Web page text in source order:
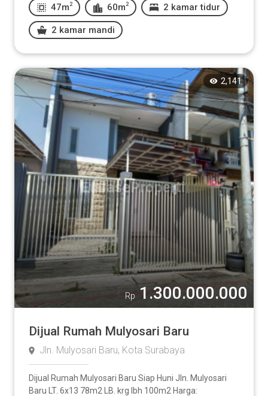
47m 2 60m 2 2 kamar tidur
2 kamar mandi
2,141
Rp 1.300.000.000
Dijual Rumah Mulyosari Baru
Jln. Mulyosari Baru, Kota Surabaya
Dijual Rumah Mulyosari Baru Siap Huni Jln. Mulyosari
Baru LT. 6x13 78m2 LB. krg lbh 100m2 Harga: